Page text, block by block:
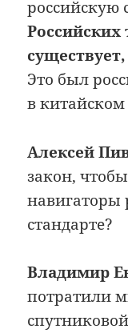
российскую
Это был
в китайском
Алексей
закон,
навигаторы
стандарте?
Владимир
потратили